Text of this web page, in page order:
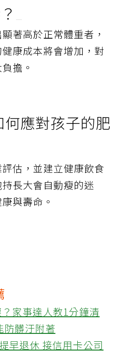
著高於正常體重者，
康成本將會增加，對
擔。
應對孩子的肥
估，並建立健康飲食
長大會自動瘦的迷
與壽命。
家事達人教1分鐘清
防髒汙附著
早退休 接信用卡公司